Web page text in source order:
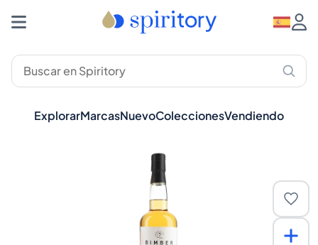
ExplorarMarcasNuevoColeccionesVendiendo